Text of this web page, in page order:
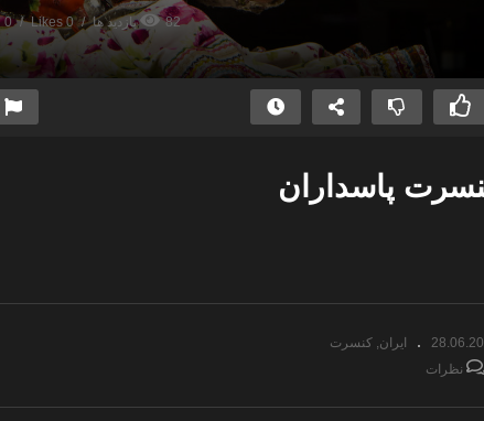
82 بازدید ها 0 Likes 0 نظرات
پاسداران
ایران کنسرت